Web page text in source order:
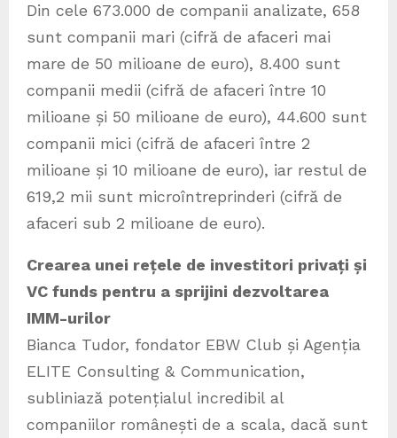
Din cele 673.000 de companii analizate, 658
sunt companii mari (cifră de afaceri mai
mare de 50 milioane de euro), 8.400 sunt
companii medii (cifră de afaceri între 10
milioane și 50 milioane de euro), 44.600 sunt
companii mici (cifră de afaceri între 2
milioane și 10 milioane de euro), iar restul de
619,2 mii sunt microîntreprinderi (cifră de
afaceri sub 2 milioane de euro).
Crearea unei rețele de investitori privați și
VC funds pentru a sprijini dezvoltarea
IMM-urilor
Bianca Tudor, fondator EBW Club și Agenția
ELITE Consulting & Communication,
subliniază potențialul incredibil al
companiilor românești de a scala, dacă sunt